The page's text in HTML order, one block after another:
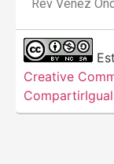
Rev Venez
Creative